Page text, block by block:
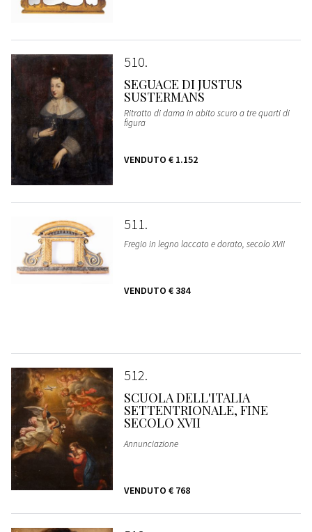
510
SEGUACE DI JUSTUS
SUSTERMANS
Ritratto di dama in abito scuro a tre quarti di
figura
VENDUTO € 1.152
511
Fregio in legno laccato e dorato, secolo XVII
VENDUTO € 384
512
SCUOLA DELL'ITALIA
SETTENTRIONALE, FINE
SECOLO XVII
Annunciazione
VENDUTO € 768